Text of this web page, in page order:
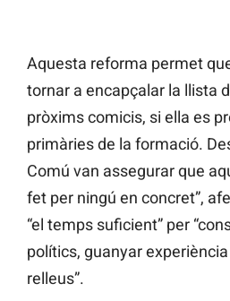
Aquesta reforma permet
tornar a encapçalar la llista
pròxims comicis, si ella es
primàries de la formació.
Comú van assegurar que
fet per ningú en concret”,
“el temps suficient” per
polítics, guanyar
relleus”.